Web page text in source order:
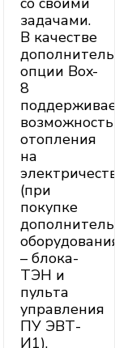
задачами.
В качестве
опции Box-
8
возможность
отопления
на
(при
покупке
– блока-
ТЭН и
пульта
управления
ПУ ЭВТ-
И1).